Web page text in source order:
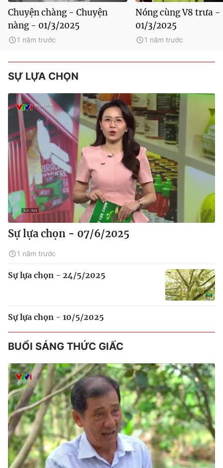
Chuyện chàng - Chuyện
nàng - 01/3/2025
1 năm trước
Nóng cùng V8 trưa -
01/3/2025
1 năm trước
SỰ LỰA CHỌN
Sự lựa chọn - 07/6/2025
1 năm trước
Sự lựa chọn - 24/5/2025
Sự lựa chọn - 10/5/2025
BUỔI SÁNG THỨC GIẤC